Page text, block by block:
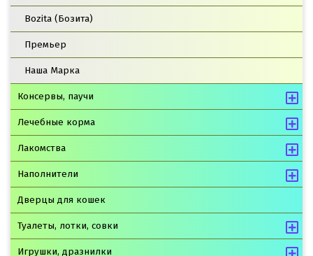
Bozita (Бозита)
Премьер
Наша Марка
Консервы, паучи
Лечебные корма
Лакомства
Наполнители
Дверцы для кошек
Туалеты, лотки, совки
Игрушки, дразнилки